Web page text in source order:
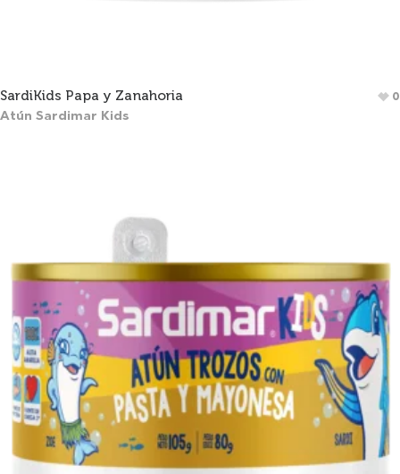
SardiKids Papa y Zanahoria
Atún Sardimar Kids
0